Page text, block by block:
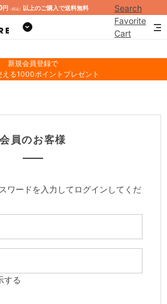
円 （税込） 以上のご購入で送料無料
Search
Favorite
Cart
新規会員登録で
える1000ポイントプレゼント
会員のお客様
ワードを入力してログインしてくだ
する